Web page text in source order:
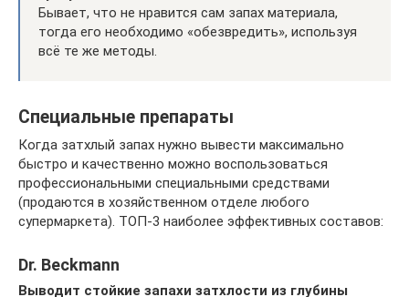
Бывает, что не нравится сам запах материала,
тогда его необходимо «обезвредить», используя
всё те же методы.
Специальные препараты
Когда затхлый запах нужно вывести максимально
быстро и качественно можно воспользоваться
профессиональными специальными средствами
(продаются в хозяйственном отделе любого
супермаркета). ТОП-3 наиболее эффективных составов:
Dr. Beckmann
Выводит стойкие запахи затхлости из глубины